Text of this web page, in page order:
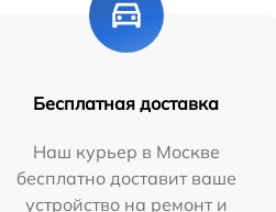
Бесплатная доставка
Наш курьер в Москве
бесплатно доставит ваше
устройство на ремонт и